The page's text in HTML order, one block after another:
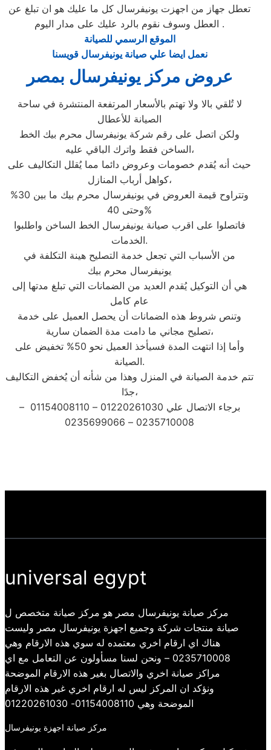
تعطل جهاز من اجهزت يونيفرسال كل ما عليك هو ان تبلغ عن
العطل وسوف نقوم بالرد عليك على مدار اليوم .
الموقع الرسمي للصيانة
نعمل ايضا علي صيانة يونيفرسال قويسنا
عروض مركز يونيفرسال بمصر
لا تُلقي بالا ولا تهتم بالأسعار المرتفعة المنتشرة في ساحة
الصيانة للأعطال
ولكن اتصل على رقم شركة يونيفرسال محرم بيك الخط
الساخن فقط واترك الباقي عليه،
حيث أنه يُقدم خصومات وعروض دائما مما يُقلل التكاليف على
كواهل أرباب المنازل،
وتتراوح قيمة العروض في يونيفرسال محرم بيك ما بين 30%
وحتى 40%
فاتصلوا على اقرب صيانة يونيفرسال الخط الساخن واطلبوا
الخدمات.
من الأسباب التي تجعل خدمة التصليح هينة التكلفة في
يونيفرسال محرم بيك
هي أن التوكيل يُقدم العديد من الضمانات التي تبلغ مدتها إلى
عام كامل
وتنص شروط هذه الضمانات أن يحصل العميل على خدمة
تصليح مجاني ما دامت مدة الضمان سارية،
وأما إذا انتهت المدة فسيأخذ العميل نحو 50% تخفيض على
الصيانة.
تتم خدمة الصيانة في المنزل وهذا من شأنه أن يُخفض التكاليف
جدًا،
برجاء الاتصال علي 01220261030 – 01154008110 –
0235710008 – 0235699066
universal egypt
مركز صيانة يونيفرسال مصر هو مركز صيانة متخصص ل
صيانة منتجات شركة وجميع اجهزة يونيفرسال مصر وليست
هناك اي ارقام اخري معتمده له سوي هذه الارقام وهي
0235710008 – ونحن لسنا مسأولون عن التعامل مع اي
مراكز صيانة اخري والاتصال بغير هذه الارقام الموضحة
ونؤكد ان المركز ليس له ارقام اخري غير هذه الارقام
الموضحة وهي 01154008110- 01220261030
مركز صيانة اجهزة يونيفرسال